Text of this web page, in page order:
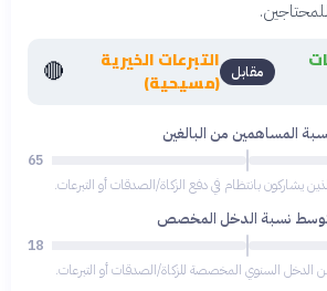
مقابل
التبرعات الخيرية
(مسيحية)
🔴
المساهمين من البالغين
65
يشاركون بانتظام في دفع الزكاة/الصدقات أو التبرعات.
نسبة الدخل المخصص
18
الدخل السنوي المخصصة للزكاة/الصدقات أو التبرعات.